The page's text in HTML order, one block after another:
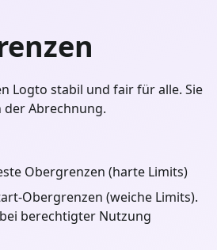
Logto stabil und fair für alle. Sie
Abrechnung.
Obergrenzen (harte Limits)
Obergrenzen (weiche Limits).
berechtigter Nutzung